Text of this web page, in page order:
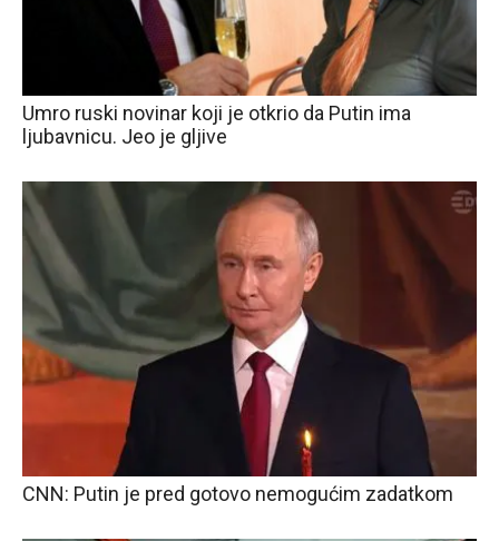
Umro ruski novinar koji je otkrio da Putin ima
ljubavnicu. Jeo je gljive
CNN: Putin je pred gotovo nemogućim zadatkom